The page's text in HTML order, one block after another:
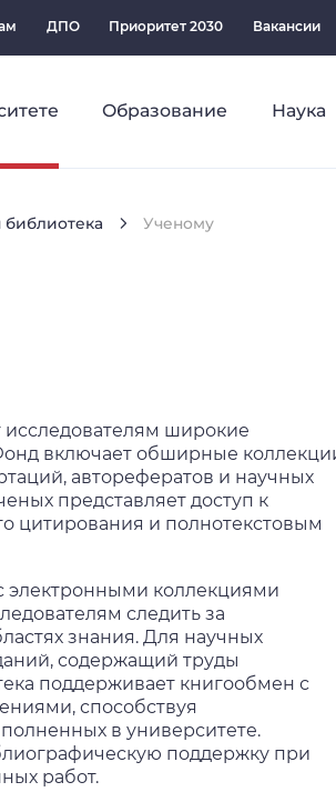
ДПО Приоритет 2030 Вакансии
Образование Наука
Ученому
исследователям широкие
включает обширные
авторефератов и научных
представляет доступ к
цитирования и полнотекстовым
электронными коллекциями
следить за
знания. Для научных
содержащий труды
поддерживает книгообмен с
способствуя
в университете.
поддержку при
работ.